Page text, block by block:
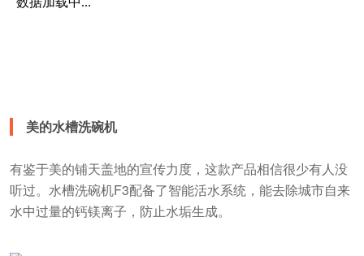
美的水槽洗碗机
有鉴于美的铺天盖地的宣传力度，这款产品相信很少有人没
听过。水槽洗碗机F3配备了智能活水系统，能去除城市自来
水中过量的钙镁离子，防止水垢生成。